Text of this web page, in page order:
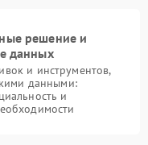
решение и
данных
и инструментов,
данными:
и